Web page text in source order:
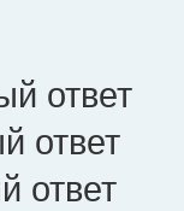
ответ
ответ
ответ